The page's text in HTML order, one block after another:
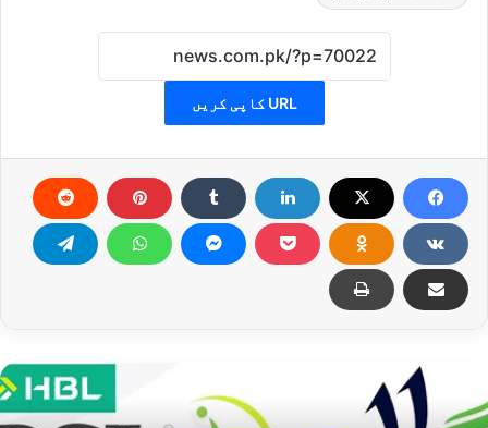
URL کاپی کریں